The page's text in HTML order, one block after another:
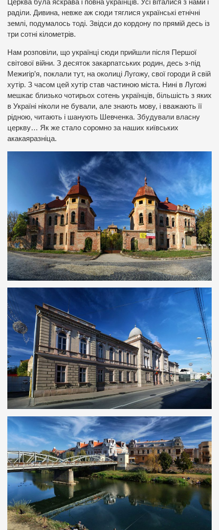
Церква була яскрава і повна українців. Усі віталися з нами і
раділи. Дивина, невже аж сюди тяглися українські етнічні
землі, подумалось тоді. Звідси до кордону по прямій десь із
три сотні кілометрів.
Нам розповіли, що українці сюди прийшли після Першої
світової війни. З десяток закарпатських родин, десь з-під
Межигір’я, поклали тут, на околиці Лугожу, свої городи й свій
хутір. З часом цей хутір став частиною міста. Нині в Лугожі
мешкає близько чотирьох сотень українців, більшість з яких
в Україні ніколи не бували, але знають мову, і вважають її
рідною, читають і шанують Шевченка. Збудували власну
церкву… Як же стало соромно за наших київських
акакаяразніца.